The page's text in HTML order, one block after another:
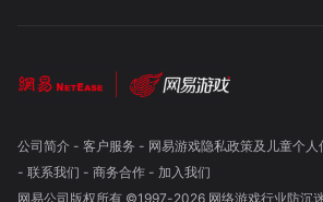
公司简介- 客户服务 - 网易游戏隐私政策及儿童个人
- 联系我们 - 商务合作- 加入我们
网易公司版权所有 ©1997-2026 网络游戏行业防沉